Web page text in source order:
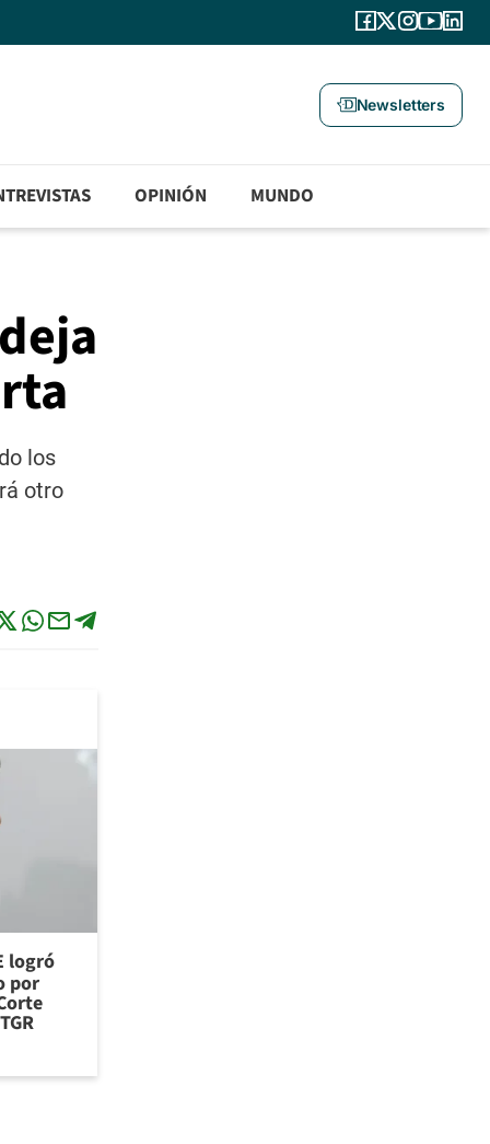
Newsletters
OPINIÓN MUNDO
los
otro
logró
por